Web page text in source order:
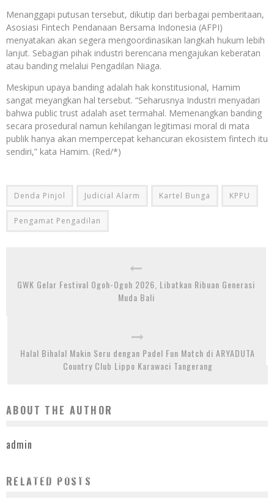
Menanggapi putusan tersebut, dikutip dari berbagai pemberitaan,
Asosiasi Fintech Pendanaan Bersama Indonesia (AFPI)
menyatakan akan segera mengoordinasikan langkah hukum lebih
lanjut. Sebagian pihak industri berencana mengajukan keberatan
atau banding melalui Pengadilan Niaga.
Meskipun upaya banding adalah hak konstitusional, Hamim
sangat meyangkan hal tersebut. “Seharusnya Industri menyadari
bahwa public trust adalah aset termahal. Memenangkan banding
secara prosedural namun kehilangan legitimasi moral di mata
publik hanya akan mempercepat kehancuran ekosistem fintech itu
sendiri,” kata Hamim. (Red/*)
Denda Pinjol Judicial Alarm Kartel Bunga KPPU
Pengamat Pengadilan
GWK Gelar Festival Ogoh-Ogoh 2026, Libatkan Ribuan Generasi
Muda Bali
Halal Bihalal Makin Seru dengan Padel Fun Match di ARYADUTA
Country Club Lippo Karawaci Tangerang
ABOUT THE AUTHOR
admin
RELATED POSTS
PERKEMBANGAN EKONOMI DIGITAL MEMBUTUHKAN KERANGKA HUKUM PERSAINGAN
USAHA YANG DAPAT MENJAMIN KEPASTIAN HUKUM DAN IKLIM INVESTASI